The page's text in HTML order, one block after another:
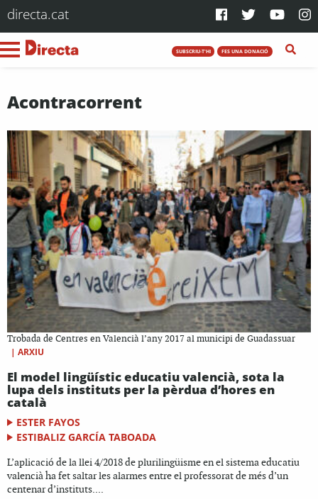
directa.cat
SUBSCRIU-T'HI FES UNA DONACIÓ
Acontracorrent
Trobada de Centres en Valencià l’any 2017 al municipi de Guadassuar
| ARXIU
El model lingüístic educatiu valencià, sota la
lupa dels instituts per la pèrdua d’hores en
català
ESTER FAYOS
ESTIBALIZ GARCÍA TABOADA
L’aplicació de la llei 4/2018 de plurilingüisme en el sistema educatiu
valencià ha fet saltar les alarmes entre el professorat de més d’un
centenar d’instituts....